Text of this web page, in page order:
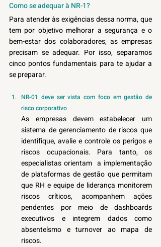
Como se adequar à NR-1?
Para atender às exigências dessa norma, que
tem por objetivo melhorar a segurança e o
bem-estar dos colaboradores, as empresas
precisam se adequar. Por isso, separamos
cinco pontos fundamentais para te ajudar a
se preparar.
NR-01 deve ser vista com foco em gestão de
risco corporativo
As empresas devem estabelecer um
sistema de gerenciamento de riscos que
identifique, avalie e controle os perigos e
riscos ocupacionais. Para tanto, os
especialistas orientam  a implementação
de plataformas de gestão que permitam
que RH e equipe de liderança monitorem
riscos críticos, acompanhem ações
pendentes por meio de dashboards
executivos e integrem dados como
absenteísmo e turnover ao mapa de
riscos.